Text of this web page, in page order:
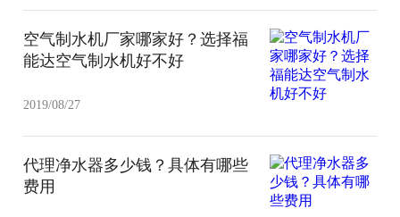
空气制水机厂家哪家好？选择福
能达空气制水机好不好
2019/08/27
代理净水器多少钱？具体有哪些
费用